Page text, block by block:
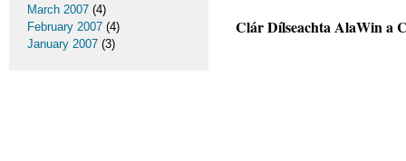
Clár Dílseachta AlaWin a
March 2007 (4)
February 2007 (4)
January 2007 (3)